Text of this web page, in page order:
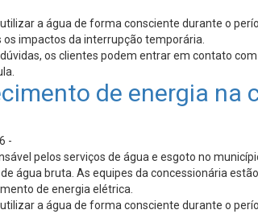
a água de forma consciente durante o
impactos da interrupção temporária.
os clientes podem entrar em contato
de energia
-
pelos serviços de água e esgoto no
água bruta. As equipes da concessionária
de energia elétrica.
a água de forma consciente durante o